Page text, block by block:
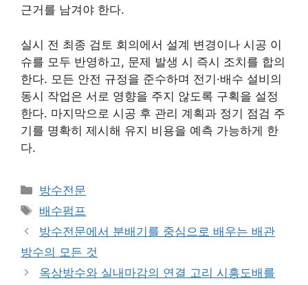
근거를 남겨야 한다.
실시 전 최종 검토 회의에서 설계 변경이나 시공 이
슈를 모두 반영하고, 문제 발생 시 즉시 조치를 합의
한다. 모든 안전 규정을 준수하며 전기·배수 설비의
동시 작업은 서로 영향을 주지 않도록 구획을 설정
한다. 마지막으로 시공 후 관리 계획과 정기 점검 주
기를 명확히 제시해 유지 비용을 예측 가능하게 한
다.
카
테
고
리
방수전문
태
그
배수펌프
방수전문에서 분배기를 중심으로 배우는 배관
방수의 모든 것
옥상방수와 실내마감의 연결 고리 시흥도배를